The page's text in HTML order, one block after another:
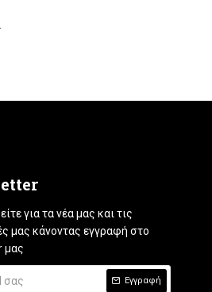
για τα νέα μας και τις
μας κάνοντας εγγραφή στο
μας
Εγγραφή